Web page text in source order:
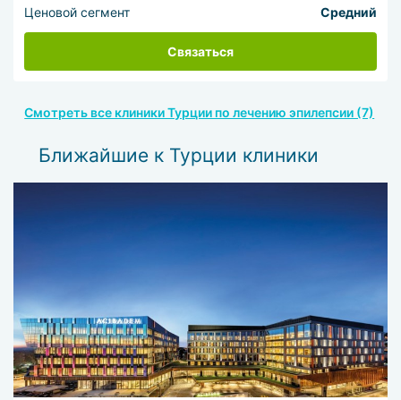
Ценовой сегмент Средний
Связаться
Смотреть все клиники Турции по лечению эпилепсии (7)
Ближайшие к Турции клиники